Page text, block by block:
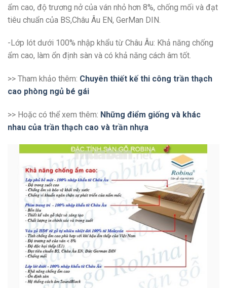
ẩm cao, độ trương nở của ván nhỏ hơn 8%, chống mối và đạt
tiêu chuẩn của BS,Châu Âu EN, GerMan DIN.
-Lớp lót dưới 100% nhập khẩu từ Châu Âu: Khả năng chống
ẩm cao, làm ổn định sàn và có khả năng cách âm tốt.
>> Tham khảo thêm: Chuyên thiết kế thi công trần thạch
cao phòng ngủ bé gái
>> Hoặc có thể xem thêm: Những điểm giống và khác
nhau của trần thạch cao và trần nhựa